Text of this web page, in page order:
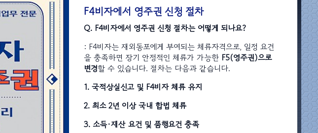
F4비자에서 영주권 신청 절차
Q. F4비자에서 영주권 신청 절차는 어떻게 되나요?
: F4비자는 재외동포에게 부여되는 체류자격으로, 일정 요건
을 충족하면 장기 안정적인 체류가 가능한 F5(영주권)으로
변경할 수 있습니다. 절차는 다음과 같습니다.
1. 국적상실신고 및 F4비자 체류 유지
2. 최소 2년 이상 국내 합법 체류
3. 소득·재산 요건 및 품행요건 충족